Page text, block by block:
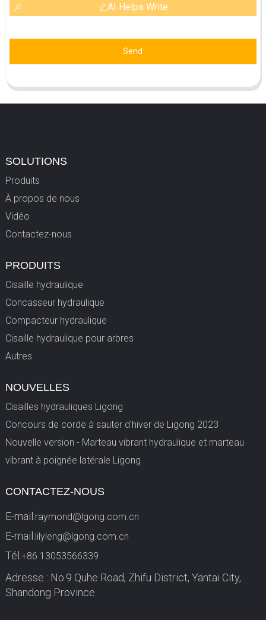
AI Helps Write
Send
SOLUTIONS
Produits
À propos de nous
Vidéo
Contactez-nous
PRODUITS
Cisaille hydraulique
Concasseur hydraulique
Compacteur hydraulique
Cisaille hydraulique pour arbres
Autres
NOUVELLES
Cisailles hydrauliques Ligong
Concours de corde à sauter d'hiver de Ligong 2023
Nouvelle version - Marteau vibrant hydraulique et marteau
vibrant à poignée latérale Ligong
CONTACTEZ-NOUS
E-mail:raymond@lgong.com.cn
E-mail:lilyleng@lgong.com.cn
Tél. +86 13053566339
Adresse : No.9 Quhe Road, Zhifu District, Yantai City,
Shandong Province